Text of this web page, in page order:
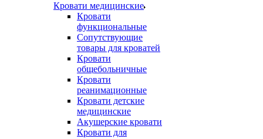
Кровати медицинские
Кровати
функциональные
Сопутствующие
товары для кроватей
Кровати
общебольничные
Кровати
реанимационные
Кровати детские
медицинские
Акушерские кровати
Кровати для